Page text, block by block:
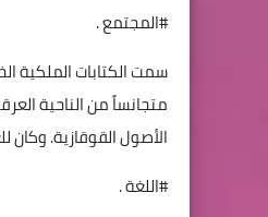
#المجتمع .
متجانساً من الناحية
الأصول القوقازية.
#اللغة .